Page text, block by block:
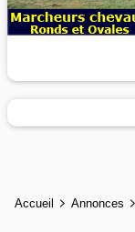
Accueil Annonces